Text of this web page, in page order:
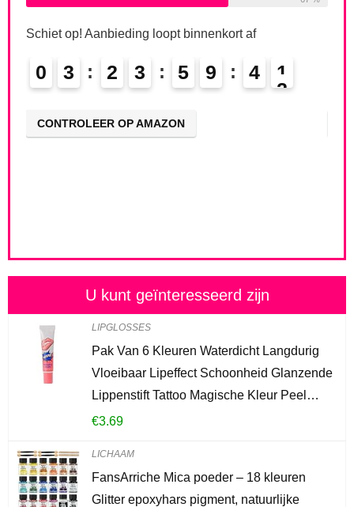
Schiet op! Aanbieding loopt binnenkort af
0 3 2 3 5 9 4 0
CONTROLEER OP AMAZON
U kunt geïnteresseerd zijn
LIPGLOSSES
Pak Van 6 Kleuren Waterdicht Langdurig
Vloeibaar Lipeffect Schoonheid Glanzende
Lippenstift Tattoo Magische Kleur Peel…
€3.69
LICHAAM
FansArriche Mica poeder – 18 kleuren
Glitter epoxyhars pigment, natuurlijke